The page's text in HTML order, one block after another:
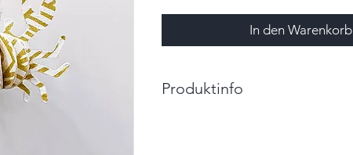
In den Warenkorb
Produktinfo